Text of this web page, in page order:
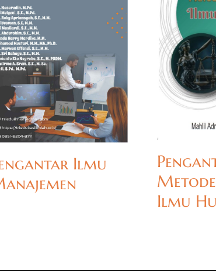
Ilmu
Ilmu